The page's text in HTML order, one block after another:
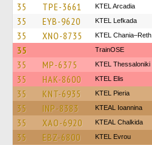
35 TPE-3661 KTEL Arcadia
35 EYB-9620 KTEL Lefkada
35 XNO-8735 KTEL Chania–Reth.
35 TrainΟSE
35 MP-6375 KTEL Thessaloniki
35 HAK-8600 KTEL Elis
35 KNT-6935 KTEL Pieria
35 INP-8383 KTEAL Ioannina
35 XAO-6920 KTEAL Chalkida
35 EBZ-6800 KTEL Evrou